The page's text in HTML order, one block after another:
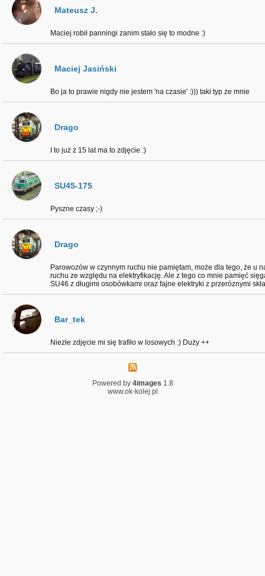
Mateusz J.
Maciej robił panningi zanim stało się to modne :)
Maciej Jasiński
Bo ja to prawie nigdy nie jestem 'na czasie' :))) taki typ ze mnie
Drago
I to już z 15 lat ma to zdjęcie :)
SU45-175
Pyszne czasy ;-)
Drago
Parowozów w czynnym ruchu nie pamiętam, może dla tego, że u
ruchu ze względu na elektryfikację. Ale z tego co mnie pamięć
SU46 z długimi osobówkami oraz fajne elektryki z przeróznymi
Bar_tek
Niezłe zdjęcie mi się trafiło w losowych :) Duży ++
Powered by 4images 1.8
www.ok-kolej.pl